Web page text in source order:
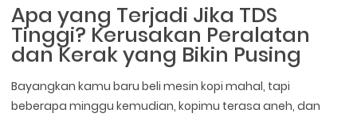
Apa yang Terjadi Jika TDS
Tinggi? Kerusakan Peralatan
dan Kerak yang Bikin Pusing
Bayangkan kamu baru beli mesin kopi mahal, tapi
beberapa minggu kemudian, kopimu terasa aneh, dan